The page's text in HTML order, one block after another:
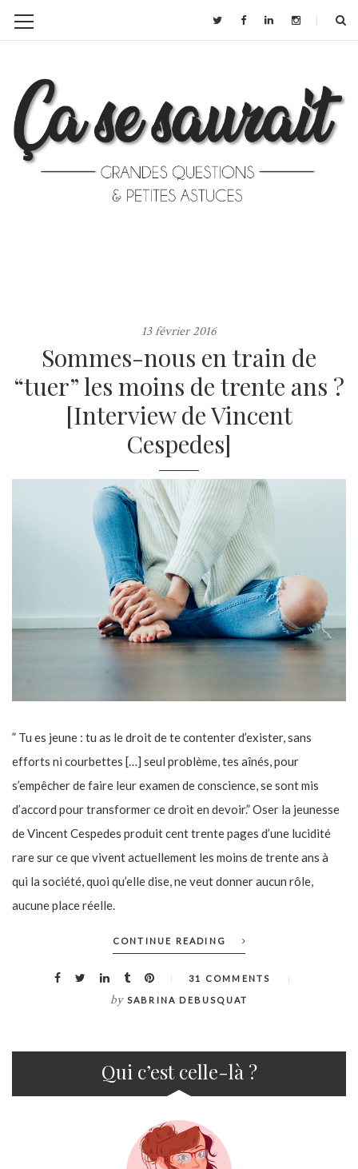
13 février 2016
Sommes-nous en train de
“tuer” les moins de trente ans ?
[Interview de Vincent
Cespedes]
” Tu es jeune : tu as le droit de te contenter d’exister, sans
efforts ni courbettes […] seul problème, tes aînés, pour
s’empêcher de faire leur examen de conscience, se sont mis
d’accord pour transformer ce droit en devoir.” Oser la jeunesse
de Vincent Cespedes produit cent trente pages d’une lucidité
rare sur ce que vivent actuellement les moins de trente ans à
qui la société, quoi qu’elle dise, ne veut donner aucun rôle,
aucune place réelle.
CONTINUE READING
31 COMMENTS
by SABRINA DEBUSQUAT
Qui c’est celle-là ?